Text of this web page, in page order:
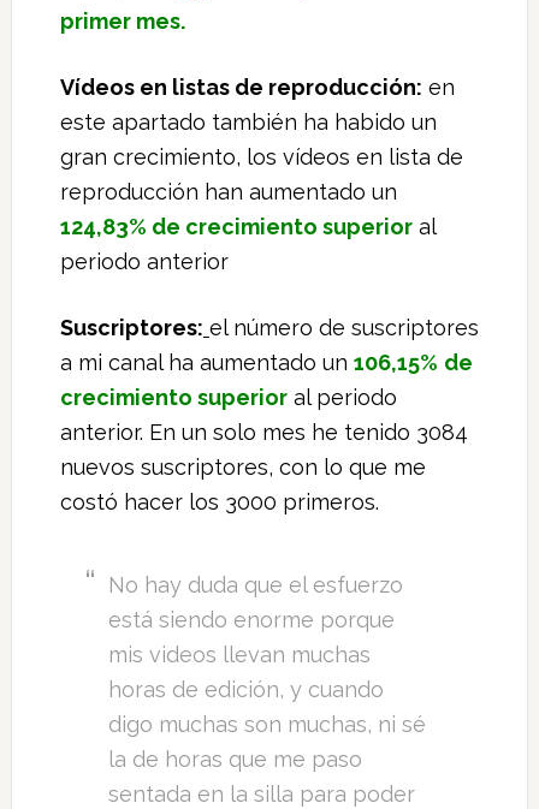
primer mes.
Vídeos en listas de reproducción: en
este apartado también ha habido un
gran crecimiento, los vídeos en lista de
reproducción han aumentado un
124,83% de crecimiento superioral
periodo anterior
Suscriptores: el número de suscriptores
a mi canal ha aumentado un 106,15% de
crecimiento superioral periodo
anterior. En un solo mes he tenido 3084
nuevos suscriptores, con lo que me
costó hacer los 3000 primeros.
No hay duda que el esfuerzo
está siendo enorme porque
mis videos llevan muchas
horas de edición, y cuando
digo muchas son muchas, ni sé
la de horas que me paso
sentada en la silla para poder